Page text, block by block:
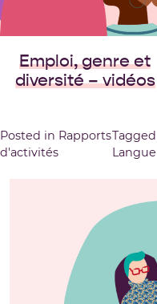
Emploi, genre et
diversité – vidéos
j’suis pas
ce qu’on nous
Posted in Rapports
d'activités